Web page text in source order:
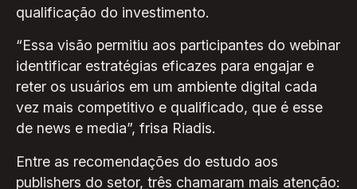
qualificação do investimento.
“Essa visão permitiu aos participantes do webinar
identificar estratégias eficazes para engajar e
reter os usuários em um ambiente digital cada
vez mais competitivo e qualificado, que é esse
de news e media”, frisa Riadis.
Entre as recomendações do estudo aos
publishers do setor, três chamaram mais atenção: